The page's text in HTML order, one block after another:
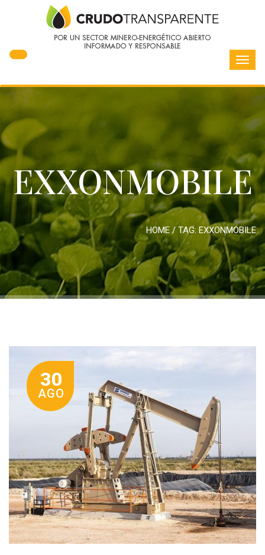
EXXONMOBILE
HOME/ TAG:EXXONMOBILE
30
AGO